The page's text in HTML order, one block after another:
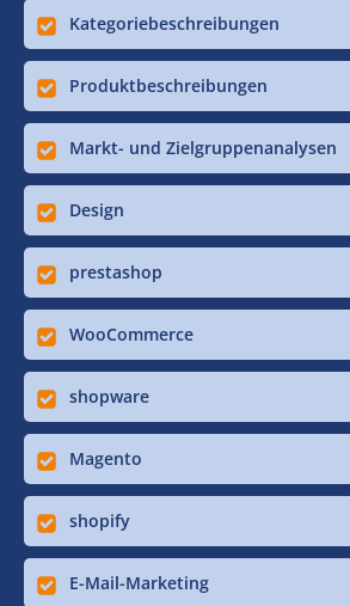
Kategoriebeschreibungen
Produktbeschreibungen
Markt- und Zielgruppenanalysen
Design
prestashop
WooCommerce
shopware
Magento
shopify
E-Mail-Marketing